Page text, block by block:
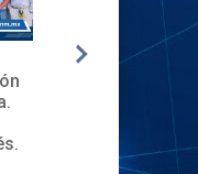
✨🎓Toma de